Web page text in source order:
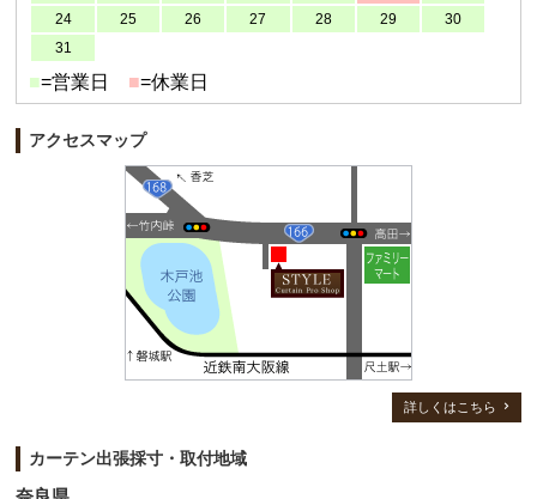
24
25 26 27 28 29
30
31
■=営業日 ■=休業日
アクセスマップ
詳しくはこちら
カーテン出張採寸・取付地域